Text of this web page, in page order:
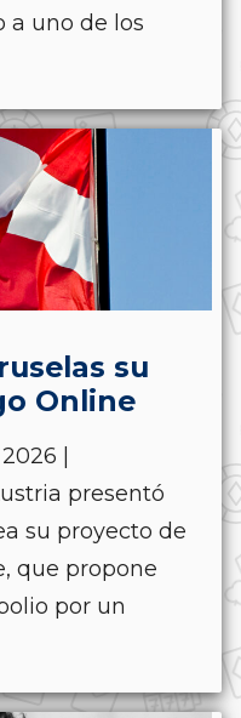
a uno de los
su
Online
|
presentó
su proyecto de
que propone
por un